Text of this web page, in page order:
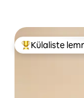
Külaliste suur
Külaliste